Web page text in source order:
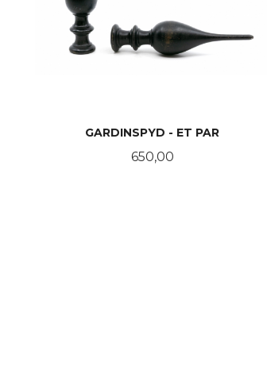
GARDINSPYD - ET PAR
Pris
650,00